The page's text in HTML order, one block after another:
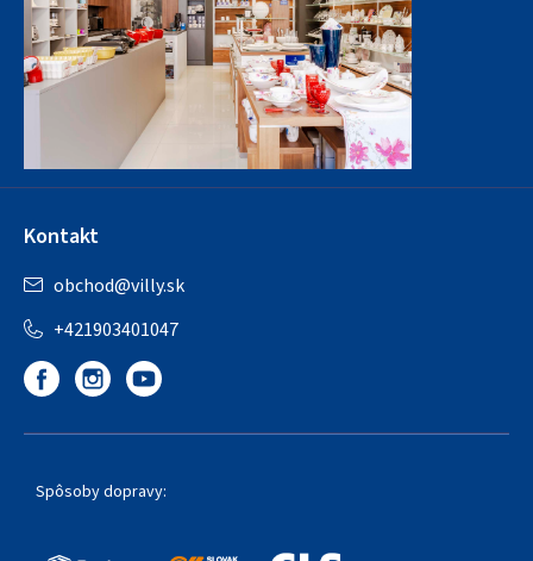
Kontakt
obchod@villy.sk
+421903401047
Spôsoby dopravy: